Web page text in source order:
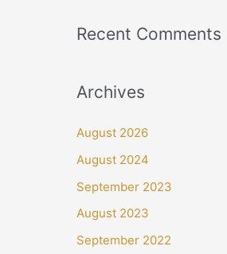
Recent Comments
Archives
August 2026
August 2024
September 2023
August 2023
September 2022